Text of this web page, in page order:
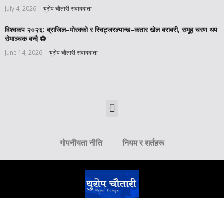
July 4, 2026 युरोप चौतारी संवाददाता
विश्वकप २०२६: ब्राजिल–मोरक्को र स्विट्जरल्यान्ड–कतार खेल बराबरी, समूह चरण थप
रोमाञ्चक बन्दै ⚽️
June 14, 2026 युरोप चौतारी संवाददाता
गोपनीयता नीति नियम र शर्तहरू